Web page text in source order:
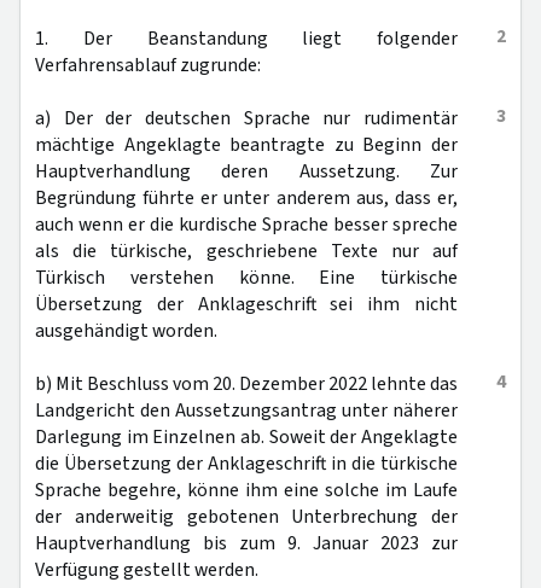
2
1. Der Beanstandung liegt folgender
Verfahrensablauf zugrunde:
3
a) Der der deutschen Sprache nur rudimentär
mächtige Angeklagte beantragte zu Beginn der
Hauptverhandlung deren Aussetzung. Zur
Begründung führte er unter anderem aus, dass er,
auch wenn er die kurdische Sprache besser spreche
als die türkische, geschriebene Texte nur auf
Türkisch verstehen könne. Eine türkische
Übersetzung der Anklageschrift sei ihm nicht
ausgehändigt worden.
4
b) Mit Beschluss vom 20. Dezember 2022 lehnte das
Landgericht den Aussetzungsantrag unter näherer
Darlegung im Einzelnen ab. Soweit der Angeklagte
die Übersetzung der Anklageschrift in die türkische
Sprache begehre, könne ihm eine solche im Laufe
der anderweitig gebotenen Unterbrechung der
Hauptverhandlung bis zum 9. Januar 2023 zur
Verfügung gestellt werden.